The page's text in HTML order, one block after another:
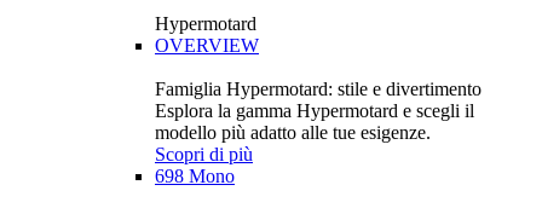
Hypermotard
OVERVIEW
Famiglia Hypermotard: stile e divertimento
Esplora la gamma Hypermotard e scegli il
modello più adatto alle tue esigenze.
Scopri di più
698 Mono